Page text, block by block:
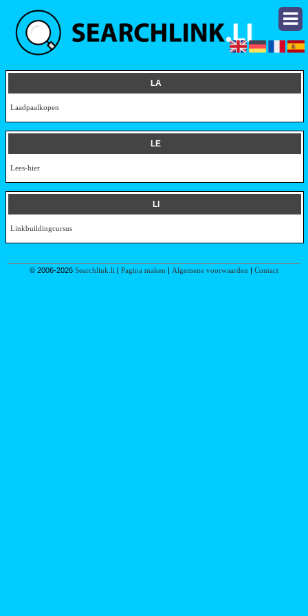
LA
Laadpaalkopen
LE
Lees-hier
LI
Linkbuildingcursus
© 2006-2026 Searchlink.li | Pagina maken | Algemene voorwaarden | Contact